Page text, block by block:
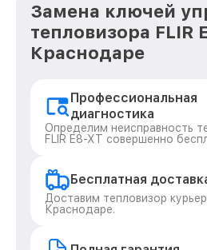
Замена ключей
тепловизора FLIR
Краснодаре
Профессиональная
диагностика
Определим неисправность
FLIR E8-XT совершенно
Бесплатная
Доставим тепловизор
Краснодаре.